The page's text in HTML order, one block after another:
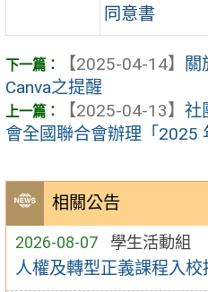
相關公告
2026-08-07 學生活動組
人權及轉型正義課程入校
同意書
【2025-04-14】
Canva之提醒
【2025-04-13】 社
會全國聯合會辦理「2025